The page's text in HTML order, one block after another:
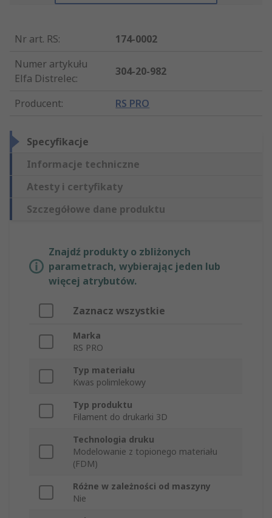
Nr art. RS:
174-0002
Numer artykułu
Elfa Distrelec:
304-20-982
Producent: RS PRO
Specyfikacje
Informacje techniczne
Atesty i certyfikaty
Szczegółowe dane produktu
Znajdź produkty o zbliżonych
parametrach, wybierając jeden lub
więcej atrybutów.
Zaznacz wszystkie
Marka
RS PRO
Typ materiału
Kwas polimlekowy
Typ produktu
Filament do drukarki 3D
Technologia druku
Modelowanie z topionego materiału
(FDM)
Różne w zależności od maszyny
Nie